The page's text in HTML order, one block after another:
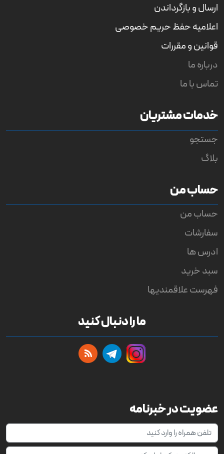
ارسال و بازگرداندن
اعلامیه حفظ حریم خصوصی
قوانین و مقررات
درباره ما
تماس با ما
خدمات مشتریان
جستجو
بلاگ
حساب من
حساب من
سفارشات
ادرس ها
سبد خرید
فهرست علاقمندیها
ما را دنبال کنید
عضویت در خبرنامه